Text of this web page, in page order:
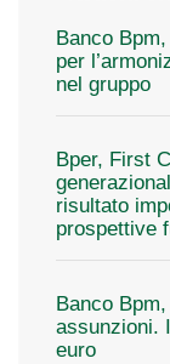
Banco
per
nel gruppo
Bper, First
risultato
prospettive
Banco
assunzioni.
euro